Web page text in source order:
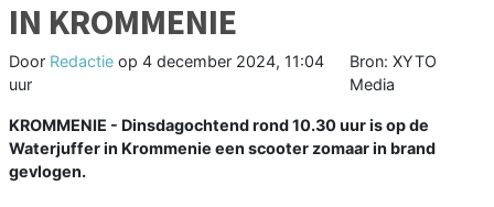
IN KROMMENIE
Door Redactie op 4 december 2024, 11:04
uur
Bron: XYTO
Media
KROMMENIE - Dinsdagochtend rond 10.30 uur is op de
Waterjuffer in Krommenie een scooter zomaar in brand
gevlogen.